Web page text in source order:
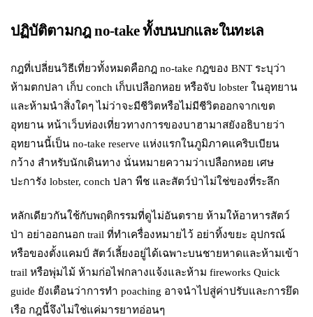
ปฏิบัติตามกฎ no-take ทั้งบนบกและในทะเล
กฎที่เปลี่ยนวิธีเที่ยวทั้งหมดคือกฎ no-take กฎของ BNT ระบุว่า
ห้ามตกปลา เก็บ conch เก็บเปลือกหอย หรือจับ lobster ในอุทยาน
และห้ามนำสิ่งใดๆ ไม่ว่าจะมีชีวิตหรือไม่มีชีวิตออกจากเขต
อุทยาน หน้าเว็บท่องเที่ยวทางการของบาฮามาสยังอธิบายว่า
อุทยานนี้เป็น no-take reserve แห่งแรกในภูมิภาคแคริบเบียน
กว้าง สำหรับนักเดินทาง นั่นหมายความว่าเปลือกหอย เศษ
ปะการัง lobster, conch ปลา พืช และสัตว์ป่าไม่ใช่ของที่ระลึก
หลักเดียวกันใช้กับพฤติกรรมที่ดูไม่อันตราย ห้ามให้อาหารสัตว์
ป่า อย่าออกนอก trail ที่ทำเครื่องหมายไว้ อย่าทิ้งขยะ อุปกรณ์
หรือของตั้งแคมป์ สัตว์เลี้ยงอยู่ได้เฉพาะบนชายหาดและห้ามเข้า
trail หรือพุ่มไม้ ห้ามก่อไฟกลางแจ้งและห้าม fireworks Quick
guide ยังเตือนว่าการทำ poaching อาจนำไปสู่ค่าปรับและการยึด
เรือ กฎนี้จึงไม่ใช่แค่มารยาทอ่อนๆ